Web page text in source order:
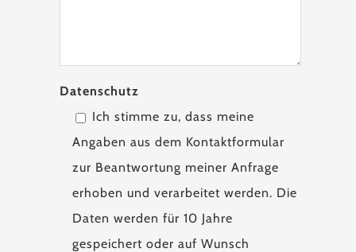
Datenschutz
Ich stimme zu, dass meine
Angaben aus dem Kontaktformular
zur Beantwortung meiner Anfrage
erhoben und verarbeitet werden. Die
Daten werden für 10 Jahre
gespeichert oder auf Wunsch